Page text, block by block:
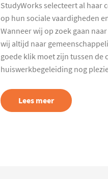
StudyWorks selecteert al haar
op hun sociale vaardigheden
Wanneer wij op zoek gaan
wij altijd naar
goede klik moet zijn tussen de
huiswerkbegeleiding nog
Lees meer